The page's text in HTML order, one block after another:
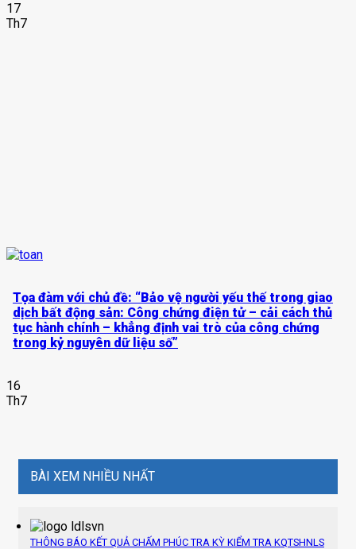
17
Th7
Tọa đàm với chủ đề: “Bảo vệ người yếu thế trong giao
dịch bất động sản: Công chứng điện tử – cải cách thủ
tục hành chính – khẳng định vai trò của công chứng
trong kỷ nguyên dữ liệu số”
16
Th7
BÀI XEM NHIỀU NHẤT
THÔNG BÁO KẾT QUẢ CHẤM PHÚC TRA KỲ KIỂM TRA KQTSHNLS